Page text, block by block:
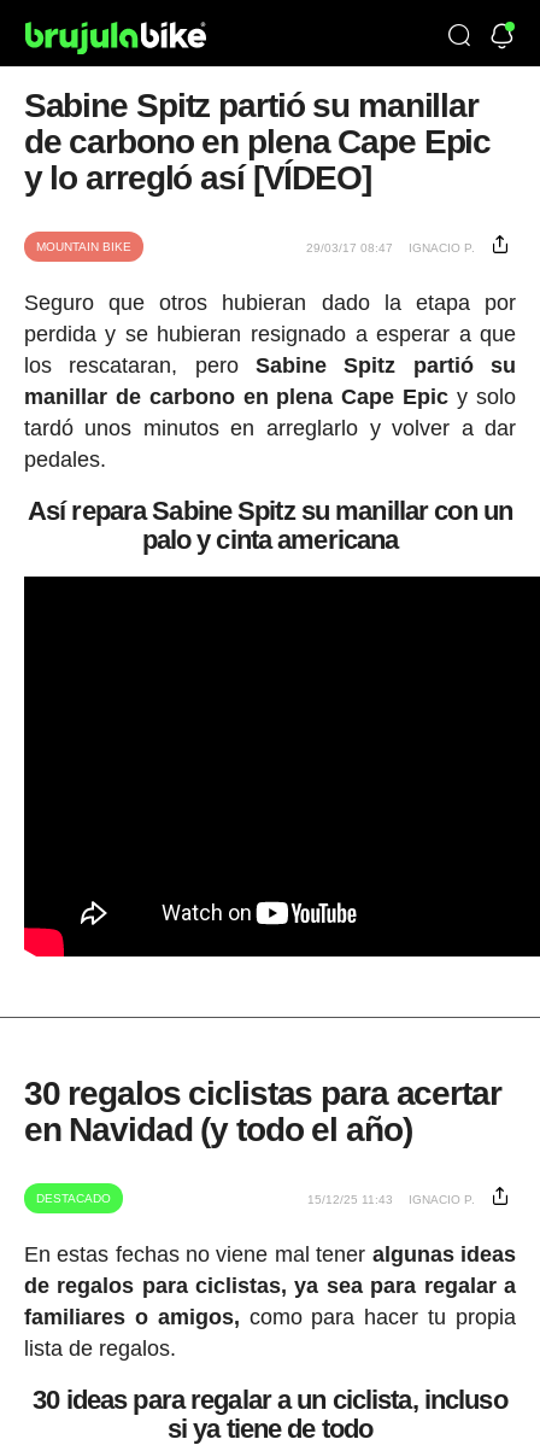
Sabine Spitz partió su manillar
de carbono en plena Cape Epic
y lo arregló así [VÍDEO]
MOUNTAIN BIKE 29/03/17 08:47 IGNACIO P.
Seguro que otros hubieran dado la etapa por
perdida y se hubieran resignado a esperar a que
los rescataran, peroSabine Spitz partió su
manillar de carbono en plena Cape Epic y solo
tardó unos minutos en arreglarlo y volver a dar
pedales.
Así reparaSabine Spitz su manillar con un
palo y cinta americana
30 regalos ciclistas para acertar
en Navidad (y todo el año)
DESTACADO 15/12/25 11:43 IGNACIO P.
En estas fechas no viene mal tener algunas ideas
de regalos para ciclistas, ya sea para regalar a
familiares o amigos, como para hacer tu propia
lista de regalos.
30 ideas para regalar a un ciclista, incluso
si ya tiene de todo